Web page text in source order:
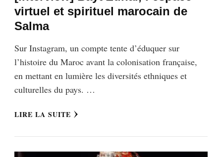
virtuel et spirituel marocain de
Salma
Sur Instagram, un compte tente d’éduquer sur
l’histoire du Maroc avant la colonisation française,
en mettant en lumière les diversités ethniques et
culturelles du pays. …
LIRE LA SUITE